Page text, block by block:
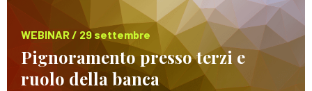
WEBINAR / 29 settembre
Pignoramento presso terzi e
ruolo della banca